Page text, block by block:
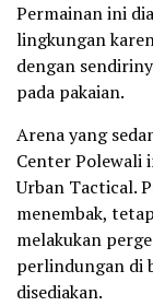
Permainan ini
lingkungan
dengan
pada pakaian.
Arena yang
Center Polewali
Urban Tactical.
menembak,
melakukan
perlindungan di
disediakan.